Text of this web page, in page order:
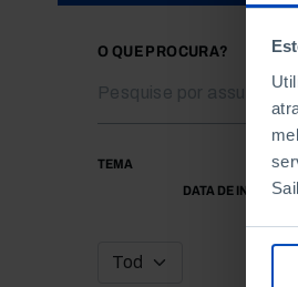
O QUE PROCURA?
TEMA
DATA DE INÍCIO